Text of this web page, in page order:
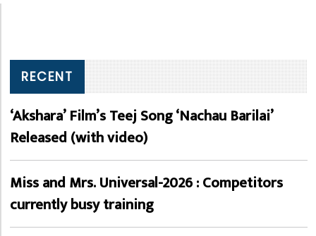
RECENT
‘Akshara’ Film’s Teej Song ‘Nachau Barilai’
Released (with video)
Miss and Mrs. Universal-2026 : Competitors
currently busy training